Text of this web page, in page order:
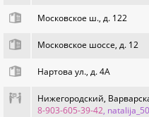
Московское ш., д. 122
Московское шоссе, д. 12
Нартова ул., д. 4А
Нижегородский,
8-903-605-39-42,